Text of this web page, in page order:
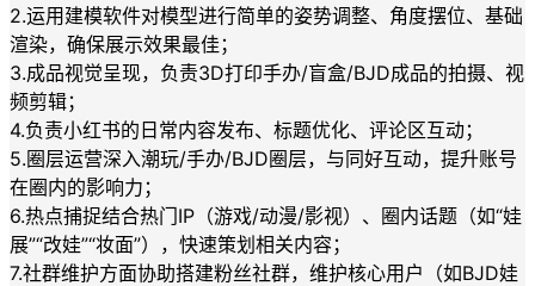
2.运用建模软件对模型进行简单的姿势调整、角度摆位、基础
渲染，确保展示效果最佳；
3.成品视觉呈现，负责3D打印手办/盲盒/BJD成品的拍摄、视
频剪辑；
4.负责小红书的日常内容发布、标题优化、评论区互动；
5.圈层运营深入潮玩/手办/BJD圈层，与同好互动，提升账号
在圈内的影响力；
6.热点捕捉结合热门IP（游戏/动漫/影视）、圈内话题（如“娃
展”“改娃”“妆面”），快速策划相关内容；
7.社群维护方面协助搭建粉丝社群，维护核心用户（如BJD娃